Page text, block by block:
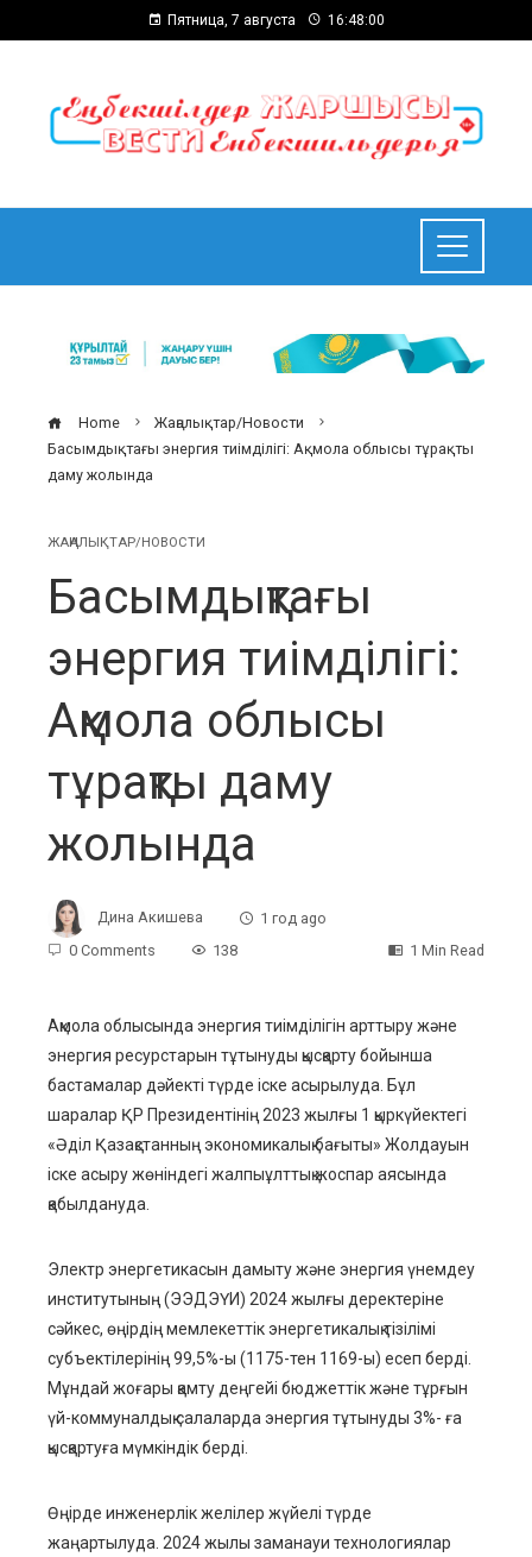
Пятница, 7 августа 16:48:01
Home
Жаңалықтар/Новости
Басымдықтағы энергия тиімділігі: Ақмола облысы тұрақты
даму жолында
ЖАҢАЛЫҚТАР/НОВОСТИ
Басымдықтағы
энергия тиімділігі:
Ақмола облысы
тұрақты даму
жолында
Дина Акишева
1 год ago
0 Comments
138 1 Min Read
Ақмола облысында энергия тиімділігін арттыру және
энергия ресурстарын тұтынуды қысқарту бойынша
бастамалар дәйекті түрде іске асырылуда. Бұл
шаралар ҚР Президентінің 2023 жылғы 1 қыркүйектегі
«Әділ Қазақстанның экономикалық бағыты» Жолдауын
іске асыру жөніндегі жалпыұлттық жоспар аясында
қабылдануда.
Электр энергетикасын дамыту және энергия үнемдеу
институтының(ЭЭДЭҮИ) 2024 жылғы деректеріне
сәйкес, өңірдің мемлекеттік энергетикалық тізілімі
субъектілерінің 99,5%-ы (1175-тен 1169-ы) есеп берді.
Мұндай жоғары қамтудеңгейі бюджеттік және тұрғын
үй-коммуналдық салаларда энергия тұтынуды 3%- ға
қысқартуға мүмкіндікберді.
Өңірде инженерлік желілер жүйелі түрде
жаңартылуда. 2024 жылы заманауи технологиялар